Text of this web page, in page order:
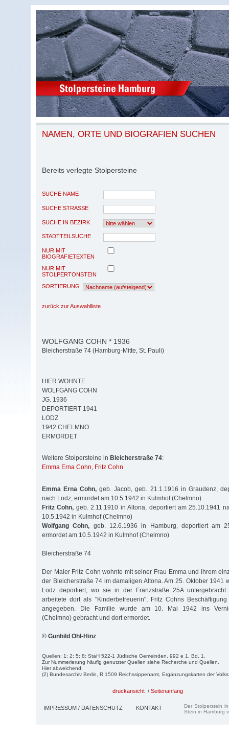
NAMEN, ORTE UND BIOGRAFIEN SUCHEN
Bereits verlegte Stolpersteine
SUCHE NAME
SUCHE STRASSE
SUCHE IN BEZIRK
STADTTEILSUCHE
NUR MIT
BIOGRAFIETEXTEN
NUR MIT
STOLPERTONSTEIN
SORTIERUNG
zurück zur Auswahlliste
WOLFGANG COHN * 1936
Bleicherstraße 74 (Hamburg-Mitte, St. Pauli)
HIER WOHNTE
WOLFGANG COHN
JG. 1936
DEPORTIERT 1941
LODZ
1942 CHELMNO
ERMORDET
Weitere Stolpersteine in Bleicherstraße 74:
Emma Erna Cohn, Fritz Cohn
Emma Erna Cohn, geb. Jacob, geb. 21.1.1916 in Graudenz,
nach Lodz, ermordet am 10.5.1942 in Kulmhof (Chelmno)
Fritz Cohn, geb. 2.11.1910 in Altona, deportiert am 25.10.1941
10.5.1942 in Kulmhof (Chelmno)
Wolfgang Cohn, geb. 12.6.1936 in Hamburg, deportiert am
ermordet am 10.5.1942 in Kulmhof (Chelmno)
Bleicherstraße 74
Der Maler Fritz Cohn wohnte mit seiner Frau Emma und ihrem
der Bleicherstraße 74 im damaligen Altona. Am 25. Oktober 1941
Lodz deportiert, wo sie in der Franzstraße 25A untergebracht
arbeitete dort als "Kinderbetreuerin", Fritz Cohns
angegeben. Die Familie wurde am 10. Mai 1942 ins
(Chelmno) gebracht und dort ermordet.
© Gunhild Ohl-Hinz
Quellen: 1; 2; 5; 8; StaH 522-1 Jüdische Gemeinden, 992 e 1, Bd. 1.
Zur Nummerierung häufig genutzter Quellen siehe Recherche und Quellen.
Hier abweichend:
(2) Bundesarchiv Berlin, R 1509 Reichssippenamt, Ergänzungskarten der
druckansicht / Seitenanfang
IMPRESSUM / DATENSCHUTZ KONTAKT
Der Stolperstein
Stein in Hamburg